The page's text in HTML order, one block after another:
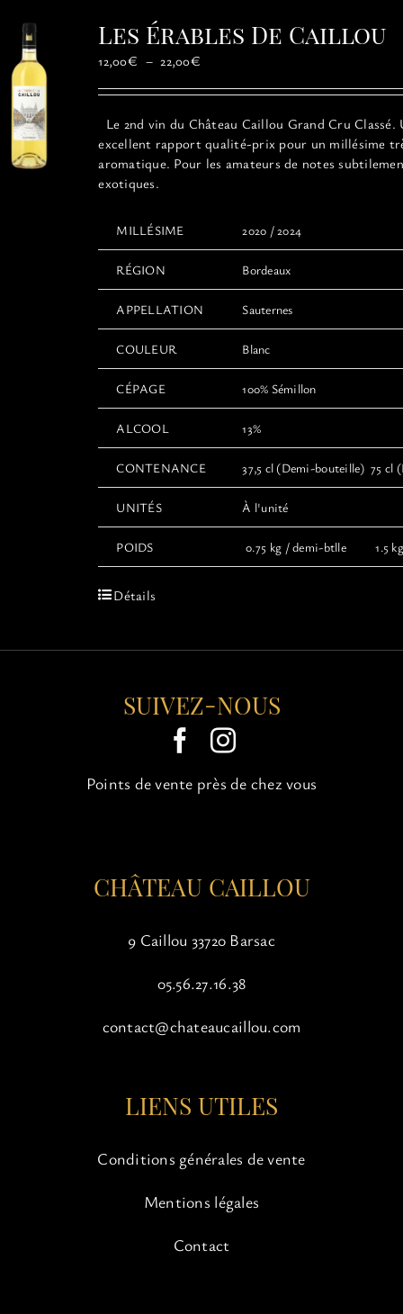
Les Érables De Caillou
12,00€ – 22,00€Plage
prix :
12,00€
à
22,00€
Le 2nd vin du Château Caillou Grand Cru Classé.
excellent rapport qualité-prix pour un millésime
aromatique. Pour les amateurs de notes
exotiques.
MILLÉSIME 2020 / 2024
RÉGION Bordeaux
APPELLATION Sauternes
COULEUR Blanc
CÉPAGE 100% Sémillon
ALCOOL 13%
CONTENANCE 37,5 cl (Demi-bouteille) 75 cl
UNITÉS À l'unité
POIDS 0.75 kg / demi-btlle 1.5
Détails
SUIVEZ-NOUS
Points de vente près de chez vous
CHÂTEAU CAILLOU
9 Caillou 33720 Barsac
05.56.27.16.38
contact@chateaucaillou.com
LIENS UTILES
Conditions générales de vente
Mentions légales
Contact